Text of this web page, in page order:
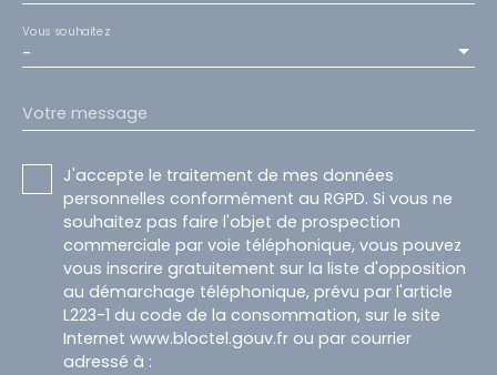
-
Vous souhaitez
Votre message
J'accepte le traitement de mes données
personnelles conformément au RGPD. Si vous ne
souhaitez pas faire l'objet de prospection
commerciale par voie téléphonique, vous pouvez
vous inscrire gratuitement sur la liste d'opposition
au démarchage téléphonique, prévu par l'article
L223-1 du code de la consommation, sur le site
Internet www.bloctel.gouv.fr ou par courrier
adressé à :